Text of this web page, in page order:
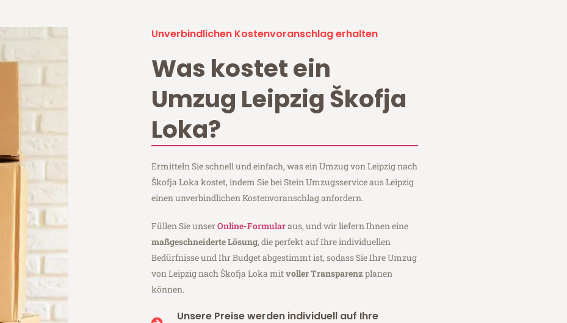
Unverbindlichen Kostenvoranschlag erhalten
Was kostet ein
Umzug Leipzig Škofja
Loka?
Ermitteln Sie schnell und einfach, was ein Umzug von Leipzig nach
Škofja Loka kostet, indem Sie bei Stein Umzugsservice aus Leipzig
einen unverbindlichen Kostenvoranschlag anfordern.
Füllen Sie unserOnline-Formularaus, und wir liefern Ihnen eine
maßgeschneiderte Lösung, die perfekt auf Ihre individuellen
Bedürfnisse und Ihr Budget abgestimmt ist, sodass Sie Ihre Umzug
von Leipzig nach Škofja Loka mitvoller Transparenz planen
können.
Unsere Preise werden individuell auf Ihre